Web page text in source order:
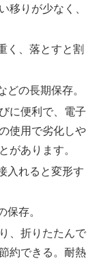
移りが少なく、
く、落とすと割
どの長期保存。
に便利で、電子
使用で劣化しや
があります。
入れると変形す
保存。
、折りたたんで
約できる。耐熱